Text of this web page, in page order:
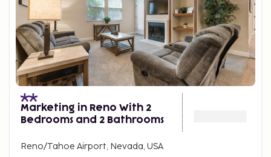
Marketing in Reno With 2
Bedrooms and 2 Bathrooms
Reno/Tahoe Airport, Nevada, USA